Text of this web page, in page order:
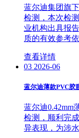
蓝尔迪集团旗
检测，本次检
业机构出具报
质的有效参考依
查看详情
03 2026-06
蓝尔迪薄款PVC胶
蓝尔迪0.42mm
检测，顺利完
异表现，为涉